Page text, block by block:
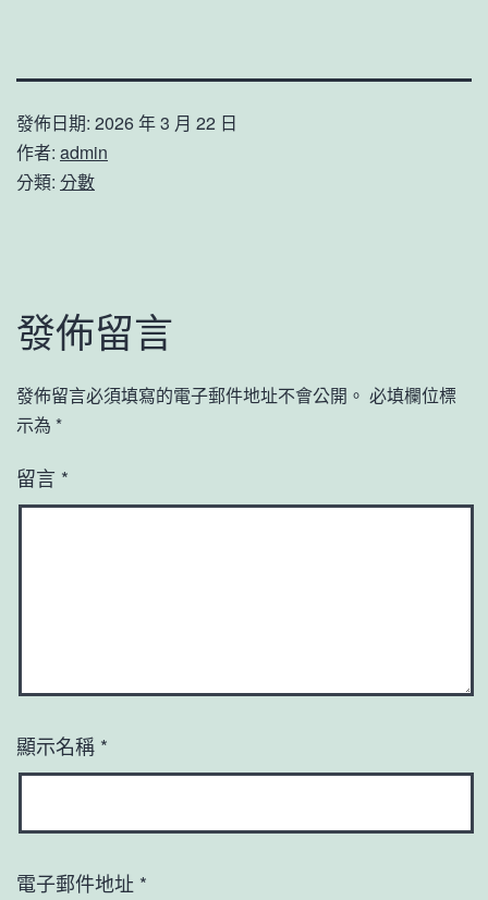
發佈日期: 2026 年 3 月 22 日
作者: admin
分類: 分數
發佈留言
發佈留言必須填寫的電子郵件地址不會公開。 必填欄位標
示為 *
留言 *
顯示名稱 *
電子郵件地址 *